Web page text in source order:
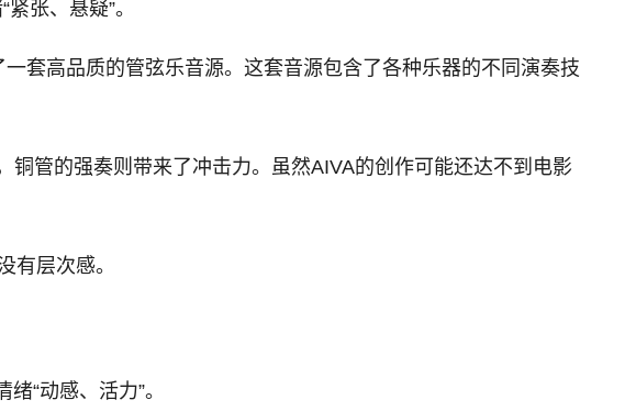
张、悬疑”。
套高品质的管弦乐音源。这套音源包含了各种乐器的不同演奏技
管的强奏则带来了冲击力。虽然AIVA的创作可能还达不到电影
有层次感。
“动感、活力”。